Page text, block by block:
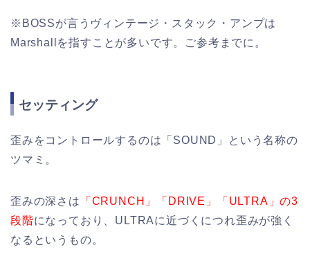
※BOSSが言うヴィンテージ・スタック・アンプは
Marshallを指すことが多いです。ご参考までに。
セッティング
歪みをコントロールするのは「SOUND」という名称の
ツマミ。
歪みの深さは
「CRUNCH」「DRIVE」「ULTRA」の3
段階になっており、ULTRAに近づくにつれ歪みが強く
なるというもの。